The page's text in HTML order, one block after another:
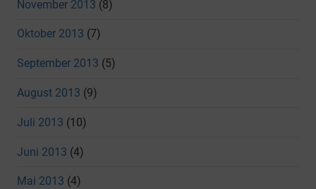
November 2013 (8)
Oktober 2013 (7)
September 2013 (5)
August 2013 (9)
Juli 2013 (10)
Juni 2013 (4)
Mai 2013 (4)